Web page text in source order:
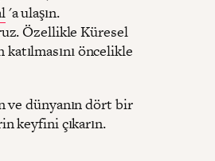
'a ulaşın.
Özellikle Küresel
öncelikle
ve dünyanın dört bir
keyfini çıkarın.